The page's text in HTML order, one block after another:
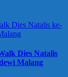
Dies Natalis
Malang